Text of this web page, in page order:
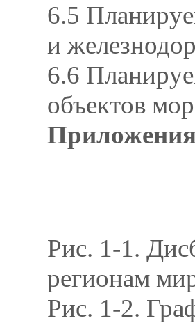
6.5
и
6.6
объектов
Рис. 1-1.
регионам
Рис. 1-2.